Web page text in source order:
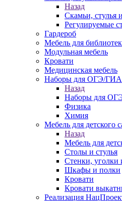
Назад
Скамьи, стулья
Регулируемые
Гардероб
Мебель для
Модульная мебель
Кровати
Медицинская мебель
Наборы для ОГЭ/ГИА
Назад
Наборы для
Физика
Химия
Мебель для детского
Назад
Мебель для
Столы и стулья
Стенки, уголки
Шкафы и полки
Кровати
Кровати
Реализация